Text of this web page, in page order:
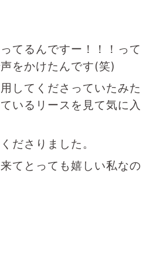
てるんですー！！！って
をかけたんです(笑)
してくださっていたみた
いるリースを見て気に入
ださりました。
てとっても嬉しい私なの